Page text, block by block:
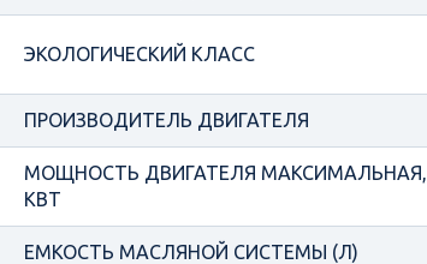
ЭКОЛОГИЧЕСКИЙ КЛАСС
ПРОИЗВОДИТЕЛЬ ДВИГАТЕЛЯ
МОЩНОСТЬ ДВИГАТЕЛЯ МАКСИМАЛЬНАЯ,
КВТ
ЕМКОСТЬ МАСЛЯНОЙ СИСТЕМЫ (Л)